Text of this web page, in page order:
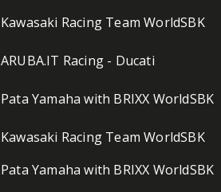
Kawasaki Racing Team WorldSBK
ARUBA.IT Racing - Ducati
Pata Yamaha with BRIXX WorldSBK
Kawasaki Racing Team WorldSBK
Pata Yamaha with BRIXX WorldSBK